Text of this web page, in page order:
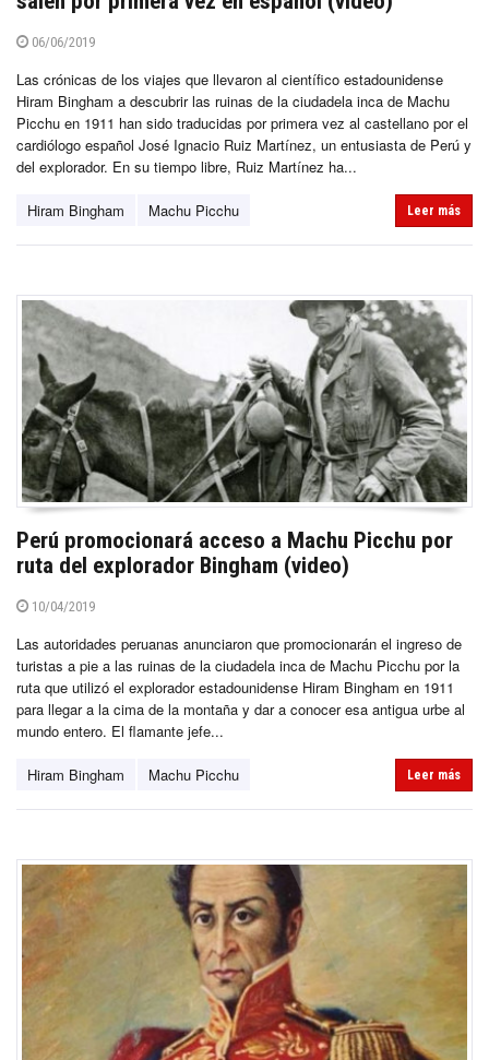
06/06/2019
Las crónicas de los viajes que llevaron al científico estadounidense
Hiram Bingham a descubrir las ruinas de la ciudadela inca de Machu
Picchu en 1911 han sido traducidas por primera vez al castellano por el
cardiólogo español José Ignacio Ruiz Martínez, un entusiasta de Perú y
del explorador. En su tiempo libre, Ruiz Martínez ha...
Hiram Bingham Machu Picchu Leer más
Perú promocionará acceso a Machu Picchu por
ruta del explorador Bingham (video)
10/04/2019
Las autoridades peruanas anunciaron que promocionarán el ingreso de
turistas a pie a las ruinas de la ciudadela inca de Machu Picchu por la
ruta que utilizó el explorador estadounidense Hiram Bingham en 1911
para llegar a la cima de la montaña y dar a conocer esa antigua urbe al
mundo entero. El flamante jefe...
Hiram Bingham Machu Picchu Leer más